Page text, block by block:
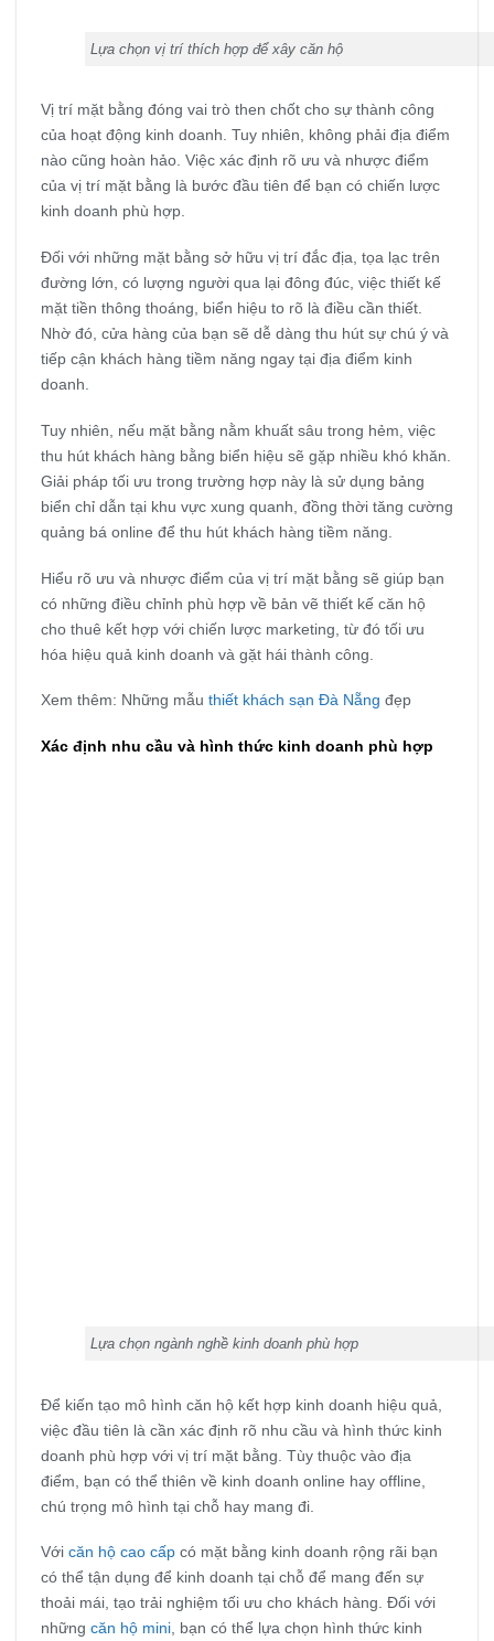
Lựa chọn vị trí thích hợp để xây căn hộ
Vị trí mặt bằng đóng vai trò then chốt cho sự thành công
của hoạt động kinh doanh. Tuy nhiên, không phải địa điểm
nào cũng hoàn hảo. Việc xác định rõ ưu và nhược điểm
của vị trí mặt bằng là bước đầu tiên để bạn có chiến lược
kinh doanh phù hợp.
Đối với những mặt bằng sở hữu vị trí đắc địa, tọa lạc trên
đường lớn, có lượng người qua lại đông đúc, việc thiết kế
mặt tiền thông thoáng, biển hiệu to rõ là điều cần thiết.
Nhờ đó, cửa hàng của bạn sẽ dễ dàng thu hút sự chú ý và
tiếp cận khách hàng tiềm năng ngay tại địa điểm kinh
doanh.
Tuy nhiên, nếu mặt bằng nằm khuất sâu trong hẻm, việc
thu hút khách hàng bằng biển hiệu sẽ gặp nhiều khó khăn.
Giải pháp tối ưu trong trường hợp này là sử dụng bảng
biển chỉ dẫn tại khu vực xung quanh, đồng thời tăng cường
quảng bá online để thu hút khách hàng tiềm năng.
Hiểu rõ ưu và nhược điểm của vị trí mặt bằng sẽ giúp bạn
có những điều chỉnh phù hợp về bản vẽ thiết kế căn hộ
cho thuê kết hợp với chiến lược marketing, từ đó tối ưu
hóa hiệu quả kinh doanh và gặt hái thành công.
Xem thêm: Những mẫu thiết khách sạn Đà Nẵng đẹp
Xác định nhu cầu và hình thức kinh doanh phù hợp
Lựa chọn ngành nghề kinh doanh phù hợp
Để kiến tạo mô hình căn hộ kết hợp kinh doanh hiệu quả,
việc đầu tiên là cần xác định rõ nhu cầu và hình thức kinh
doanh phù hợp với vị trí mặt bằng. Tùy thuộc vào địa
điểm, bạn có thể thiên về kinh doanh online hay offline,
chú trọng mô hình tại chỗ hay mang đi.
Với căn hộ cao cấpcó mặt bằng kinh doanh rộng rãi bạn
có thể tận dụng để kinh doanh tại chỗ để mang đến sự
thoải mái, tạo trải nghiệm tối ưu cho khách hàng. Đối với
những căn hộ mini, bạn có thể lựa chọn hình thức kinh